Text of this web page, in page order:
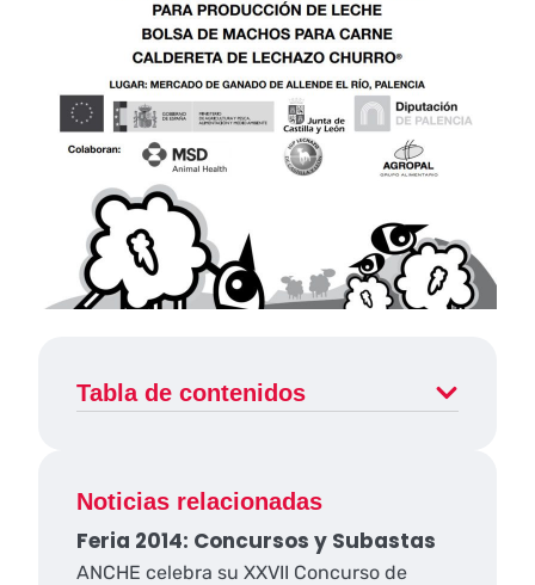
Tabla de contenidos
Noticias relacionadas
Feria 2014: Concursos y Subastas
ANCHE celebra su XXVII Concurso de